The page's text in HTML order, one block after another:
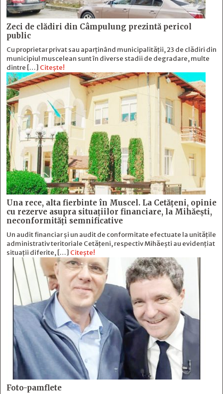
Zeci de clădiri din Câmpulung prezintă pericol
public
Cu proprietar privat sau aparținând municipalității, 23 de clădiri din
municipiul muscelean sunt în diverse stadii de degradare, multe
dintre […] Citește!
Una rece, alta fierbinte în Muscel. La Cetăţeni, opinie
cu rezerve asupra situaţiilor financiare, la Mihăeşti,
neconformităţi semnificative
Un audit financiar și un audit de conformitate efectuate la unitățile
administrativ teritoriale Cetățeni, respectiv Mihăești au evidențiat
situații diferite, […] Citește!
Foto-pamflete